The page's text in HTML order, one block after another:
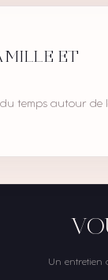
ET
temps autour de
Un entretien